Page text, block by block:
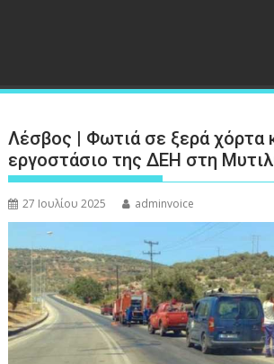
Λέσβος | Φωτιά σε ξερά χόρτα
εργοστάσιο της ΔΕΗ στη
27 Ιουλίου 2025 adminvoice